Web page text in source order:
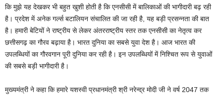
कि मुझे यह देखकर भी बहुत खुशी होती है कि एनसीसी में बालिकाओं की भागीदारी बढ़ रही
है। प्रदेश में अनेक गर्ल्स बटालियन संचालित की जा रही है, यह बड़ी प्रसन्नता की बात
है। हमारी बेटियों ने राष्ट्रीय से लेकर अंतरराष्ट्रीय स्तर तक एनसीसी का नेतृत्व कर
छत्तीसगढ़ का गौरव बढ़ाया है। भारत दुनिया का सबसे युवा देश है। आज भारत की
उपलब्धियों का गौरवगान पूरी दुनिया कर रही है। इन उपलब्धियों में निश्चित रूप से युवाओं
की सबसे बड़ी भागीदारी है।
मुख्यमंत्री ने कहा कि हमारे यशस्वी प्रधानमंत्री श्री नरेन्द्र मोदी जी ने वर्ष 2047 तक